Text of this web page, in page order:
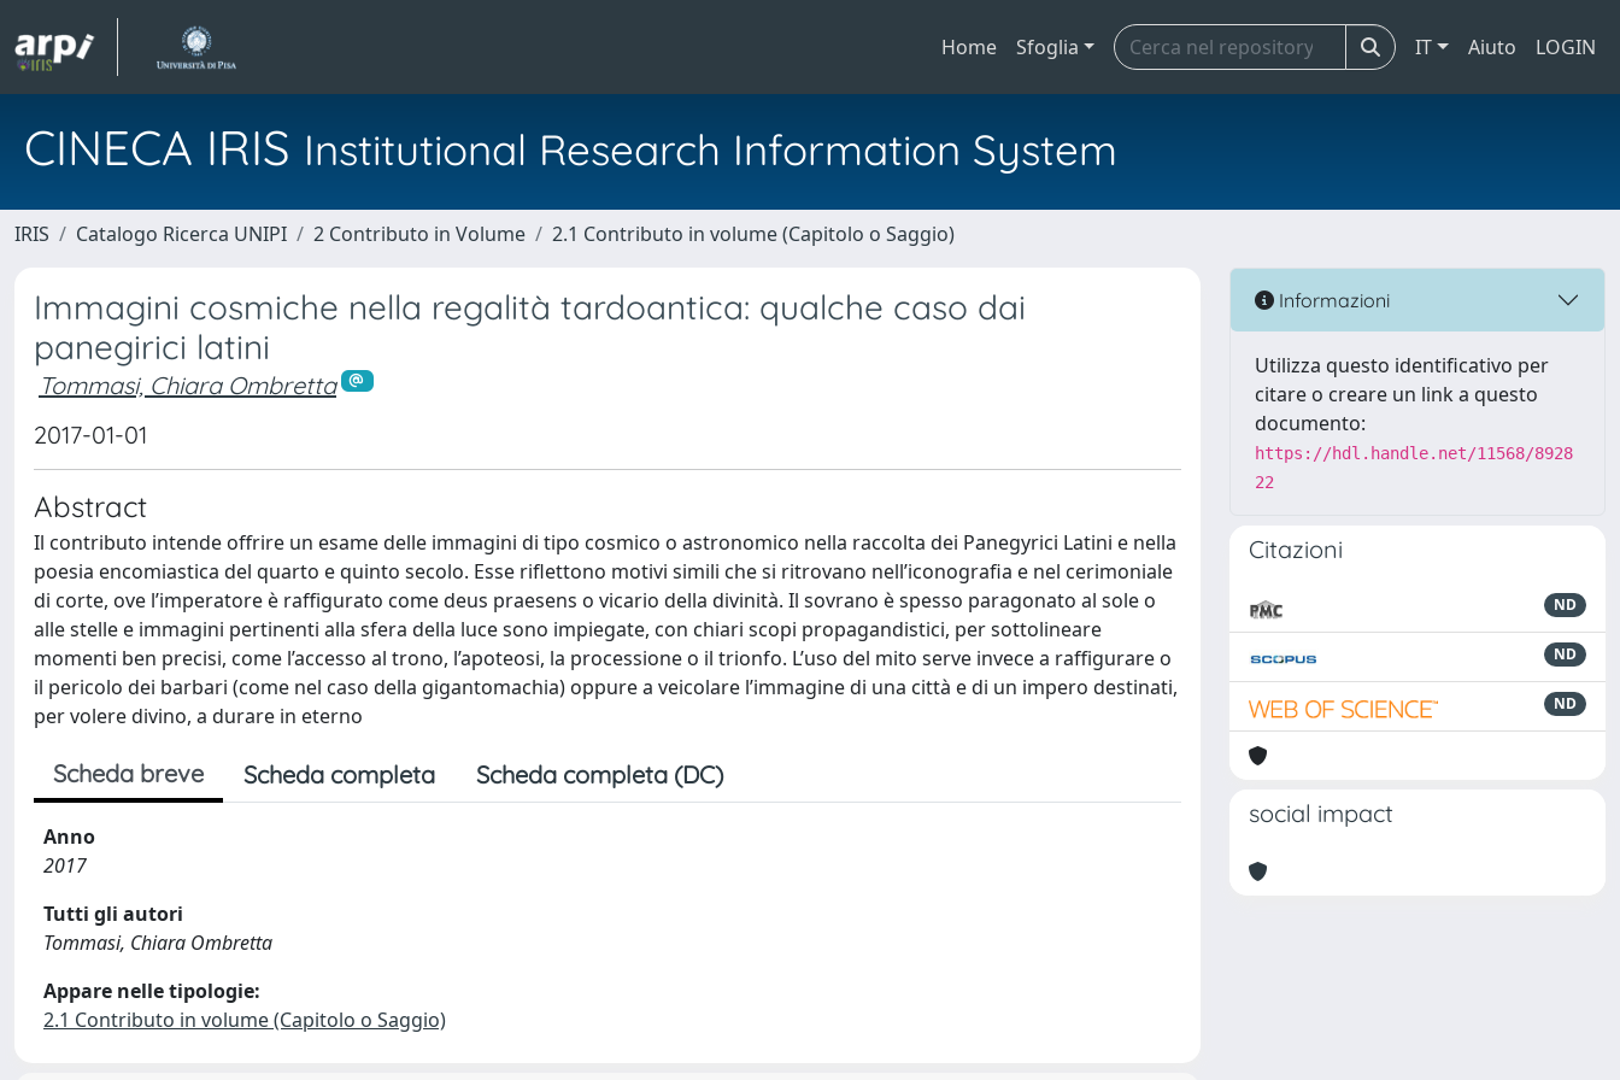
Home Sfoglia IT Aiuto LOGIN
CINECA IRIS Institutional Research Information System
IRIS Catalogo Ricerca UNIPI 2 Contributo in Volume 2.1 Contributo in volume (Capitolo o Saggio)
Immagini cosmiche nella regalità tardoantica: qualche caso dai
panegirici latini
Tommasi, Chiara Ombretta
2017-01-01
Abstract
Il contributo intende offrire un esame delle immagini di tipo cosmico o astronomico nella raccolta dei Panegyrici Latini e nella
poesia encomiastica del quarto e quinto secolo. Esse riflettono motivi simili che si ritrovano nell’iconografia e nel cerimoniale
di corte, ove l’imperatore è raffigurato come deus praesens o vicario della divinità. Il sovrano è spesso paragonato al sole o
alle stelle e immagini pertinenti alla sfera della luce sono impiegate, con chiari scopi propagandistici, per sottolineare
momenti ben precisi, come l’accesso al trono, l’apoteosi, la processione o il trionfo. L’uso del mito serve invece a raffigurare o
il pericolo dei barbari (come nel caso della gigantomachia) oppure a veicolare l’immagine di una città e di un impero destinati,
per volere divino, a durare in eterno
Scheda breve Scheda completa Scheda completa (DC)
Anno
2017
Tutti gli autori
Tommasi, Chiara Ombretta
Appare nelle tipologie:
2.1 Contributo in volume (Capitolo o Saggio)
Informazioni
Utilizza questo identificativo per
citare o creare un link a questo
documento:
https://hdl.handle.net/11568/8928
22
Citazioni
ND
ND
ND
social impact